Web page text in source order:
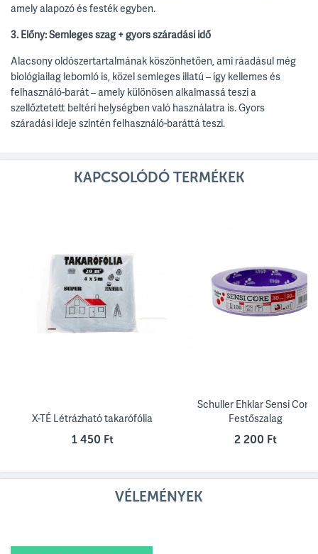
amely alapozó és festék egyben.
3. Előny: Semleges szag + gyors száradási idő
Alacsony oldószertartalmának köszönhetően, ami ráadásul még
biológiailag lebomló is, közel semleges illatú – így kellemes és
felhasználó-barát – amely különösen alkalmassá teszi a
szellőztetett beltéri helységben való használatra is. Gyors
száradási ideje szintén felhasználó-baráttá teszi.
KAPCSOLÓDÓ TERMÉKEK
X-TÉ Létrázható takarófólia
1 450 Ft
Schuller Ehklar Sensi Core
Festőszalag
2 200 Ft
VÉLEMÉNYEK